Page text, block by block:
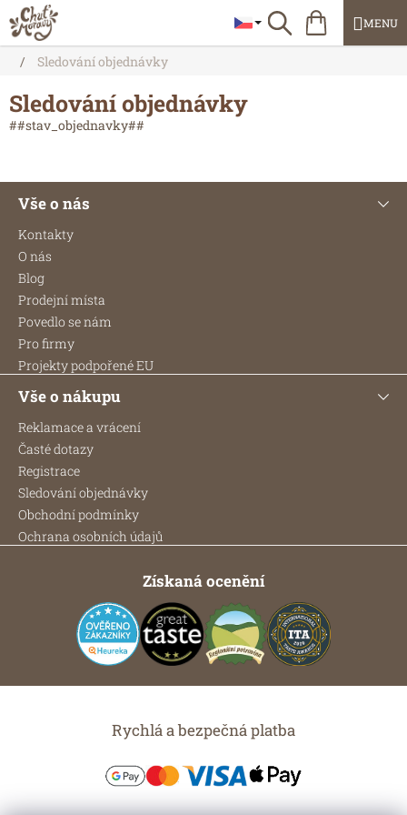
Přejít
na
obsah
HledatNákupní
košík
Domů
/ Sledování objednávky
Sledování objednávky
##stav_objednavky##
Z Vše o nás
Kontakty
O nás
Blog
Prodejní místa
Povedlo se nám
Pro firmy
Projekty podpořené EU
Vše o nákupu
Reklamace a vrácení
Časté dotazy
Registrace
Sledování objednávky
Obchodní podmínky
Ochrana osobních údajů
Získaná ocenění
Rychlá a bezpečná platba